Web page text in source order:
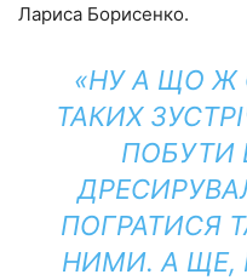
Лариса Борисенко.
«НУ А ЩО Ж
ТАКИХ
ПОБУТИ
ПОГРАТИСЯ
НИМИ. А ЩЕ,